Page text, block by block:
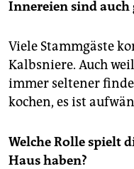
Innereien sind auch
Viele Stammgäste
Kalbsniere. Auch
immer seltener
kochen, es ist
Welche Rolle spielt
Haus haben?